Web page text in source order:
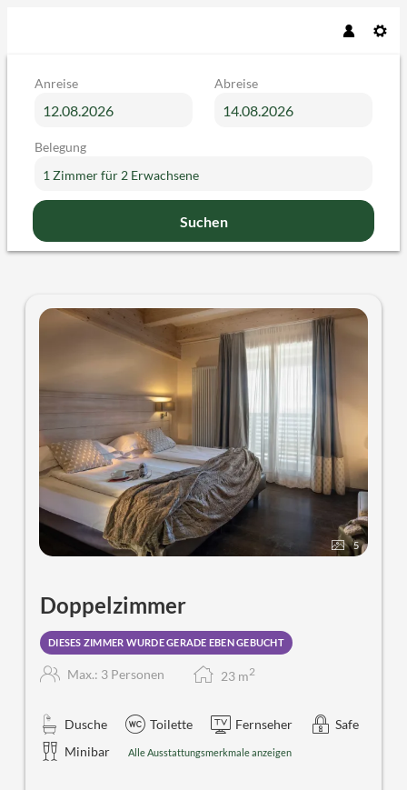
Anreise Abreise
Belegung
1 Zimmerfür 2 Erwachsene
Suchen
Brenta Dolomites - Unsere
5
Doppelzimmer
DIESES ZIMMER WURDE GERADE EBEN GEBUCHT
Max.: 3 Personen 23 m2
Dusche Toilette Fernseher
Safe
Minibar
Alle Ausstattungsmerkmale anzeigen